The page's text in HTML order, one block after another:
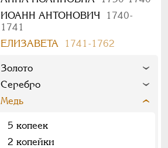
ИОАНН АНТОНОВИЧ
1740-
1741
ЕЛИЗАВЕТА
1741-1762
Золото
Серебро
Медь
5 копеек
2 копейки